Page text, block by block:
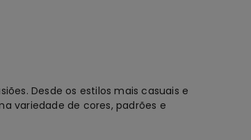
Desde os estilos mais casuais e
variedade de cores, padrões e